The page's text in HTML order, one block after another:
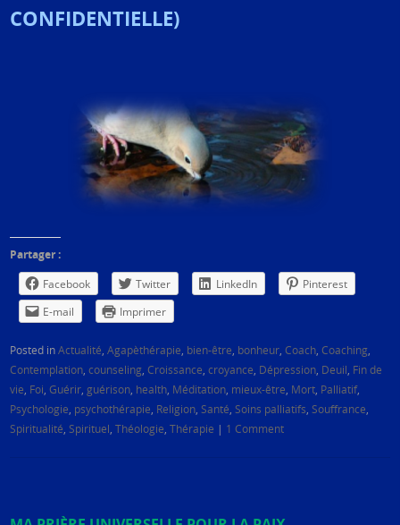
CONFIDENTIELLE)
Partager :
Facebook
Twitter LinkedIn
Pinterest
E-mail
Imprimer
Posted inActualité ,Agapèthérapie bien-être bonheur ,Coach ,Coaching
Contemplation ,counseling ,Croissance ,croyance Dépression Deuil Fin de
vie Foi ,Guérir guérison health Méditation mieux-être Mort Palliatif,
Psychologie psychothérapie Religion Santé Soins palliatifs Souffrance
Spiritualité Spirituel ,Théologie ,Thérapie | 1 Comment